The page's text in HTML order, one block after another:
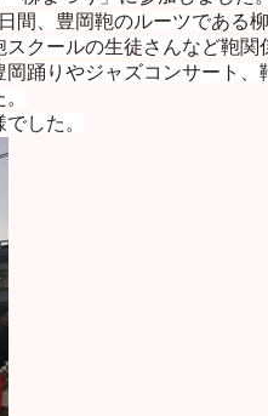
間、豊岡鞄のルーツである
クールの生徒さんなど鞄
踊りやジャズコンサート